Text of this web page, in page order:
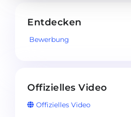
Entdecken
Bewerbung
Offizielles Video
Offizielles Video